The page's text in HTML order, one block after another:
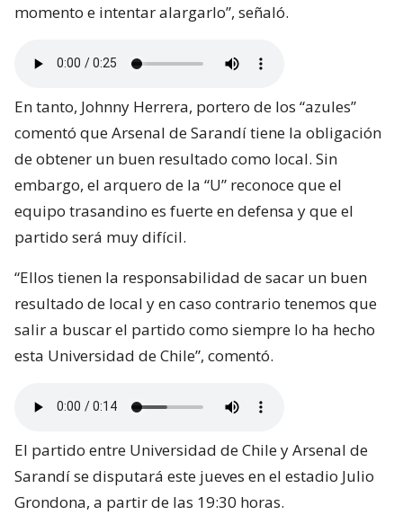
momento e intentar alargarlo”, señaló.
En tanto, Johnny Herrera, portero de los “azules”
comentó que Arsenal de Sarandí tiene la obligación
de obtener un buen resultado como local. Sin
embargo, el arquero de la “U” reconoce que el
equipo trasandino es fuerte en defensa y que el
partido será muy difícil.
“Ellos tienen la responsabilidad de sacar un buen
resultado de local y en caso contrario tenemos que
salir a buscar el partido como siempre lo ha hecho
esta Universidad de Chile”, comentó.
El partido entre Universidad de Chile y Arsenal de
Sarandí se disputará este jueves en el estadio Julio
Grondona, a partir de las 19:30 horas.